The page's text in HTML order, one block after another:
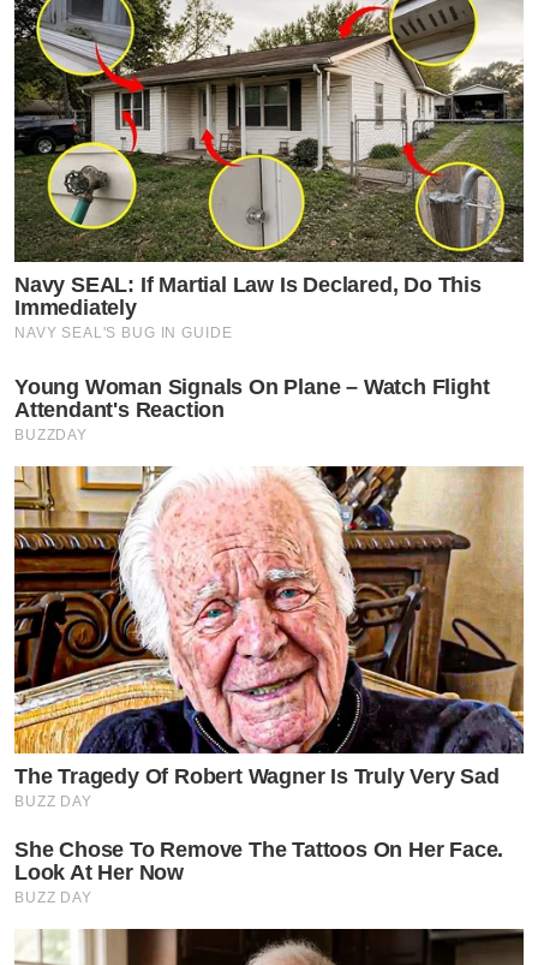
Navy SEAL: If Martial Law Is Declared, Do This
Immediately
NAVY SEAL'S BUG IN GUIDE
Young Woman Signals On Plane – Watch Flight
Attendant's Reaction
BUZZDAY
The Tragedy Of Robert Wagner Is Truly Very Sad
BUZZ DAY
She Chose To Remove The Tattoos On Her Face.
Look At Her Now
BUZZ DAY